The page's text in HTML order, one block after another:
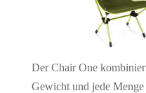
Der Chair One
Gewicht und jede